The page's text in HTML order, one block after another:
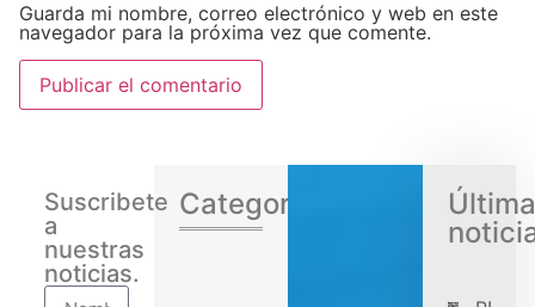
Guarda mi nombre, correo electrónico y web en este
navegador para la próxima vez que comente.
Suscribete
a
nuestras
noticias.
Categorias